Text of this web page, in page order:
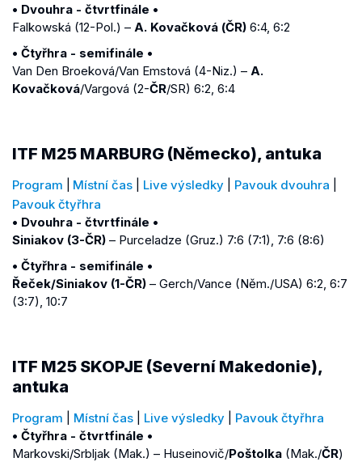
• Dvouhra - čtvrtfinále •
Falkowská (12-Pol.) – A. Kovačková (ČR) 6:4, 6:2
• Čtyřhra - semifinále •
Van Den Broeková/Van Emstová (4-Niz.) – A.
Kovačková/Vargová (2-ČR/SR) 6:2, 6:4
ITF M25 MARBURG (Německo), antuka
Program Místní čas Live výsledky Pavouk dvouhra
Pavouk čtyřhra
• Dvouhra - čtvrtfinále •
Siniakov (3-ČR) – Purceladze (Gruz.) 7:6 (7:1), 7:6 (8:6)
• Čtyřhra - semifinále •
Řeček/Siniakov (1-ČR) – Gerch/Vance (Něm./USA) 6:2, 6:7
(3:7), 10:7
ITF M25 SKOPJE (Severní Makedonie),
antuka
Program Místní čas Live výsledky
Pavouk čtyřhra
• Čtyřhra - čtvrtfinále •
Markovski/Srbljak (Mak.) – Huseinovič/Poštolka (Mak./ČR)